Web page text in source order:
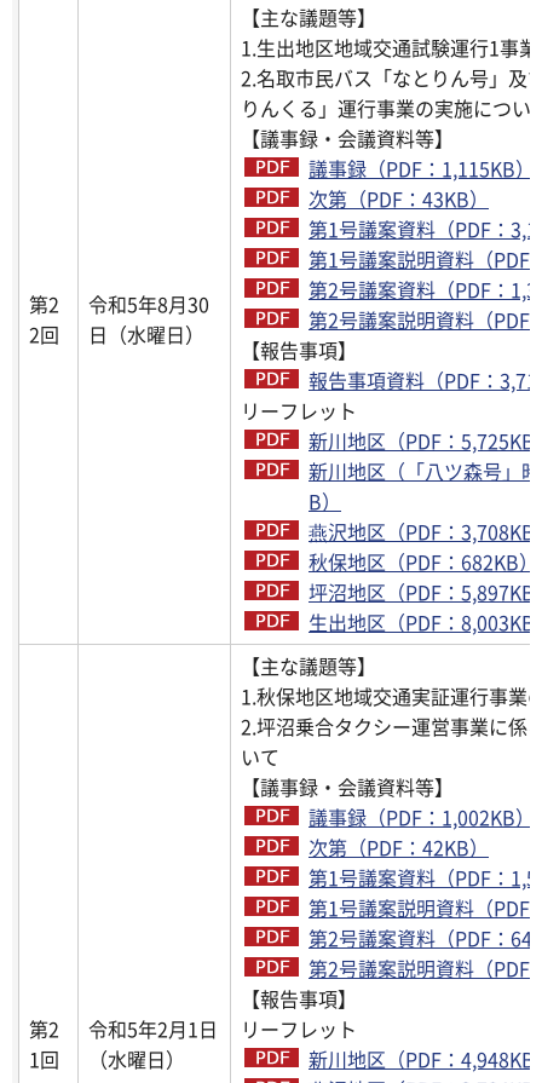
第2
2回
令和5年8月30
日（水曜日）
【主な議題等】
1.生出地区地域交通試験運行1事
2.名取市民バス「なとりん号」及
りんくる」運行事業の実施につい
【議事録・会議資料等】
議事録（PDF：1,115KB）
次第（PDF：43KB）
第1号議案資料（PDF：
第1号議案説明資料（PDF
第2号議案資料（PDF：
第2号議案説明資料（PDF
【報告事項】
報告事項資料（PDF：
リーフレット
新川地区（PDF：5,725KB
新川地区（「八ツ森号」
B）
燕沢地区（PDF：3,708KB
秋保地区（PDF：682KB）
坪沼地区（PDF：5,897KB
生出地区（PDF：8,003KB
第2
1回
令和5年2月1日
（水曜日）
【主な議題等】
1.秋保地区地域交通実証運行事業
2.坪沼乗合タクシー運営事業に係
いて
【議事録・会議資料等】
議事録（PDF：1,002KB）
次第（PDF：42KB）
第1号議案資料（PDF：
第1号議案説明資料（PDF
第2号議案資料（PDF：
第2号議案説明資料（PDF
【報告事項】
リーフレット
新川地区（PDF：4,948KB